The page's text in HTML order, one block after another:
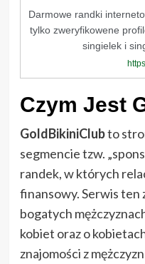
Darmowe randki
tylko zweryfikowene
singielek i
Czym Jest
GoldBikiniClubto
segmencie tzw.
randek, w których
finansowy. Serwis ten
bogatych
kobiet oraz o
znajomości z